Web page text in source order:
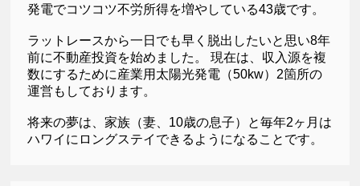
発電でコツコツ不労所得を増やしている43歳です。
ラットレースから一日でも早く脱出したいと思い8年
前に不動産投資を始めました。 現在は、収入源を複
数にするために産業用太陽光発電（50kw）2箇所の
運営もしております。
将来の夢は、家族（妻、10歳の息子）と毎年2ヶ月は
ハワイにロングステイできるようになることです。